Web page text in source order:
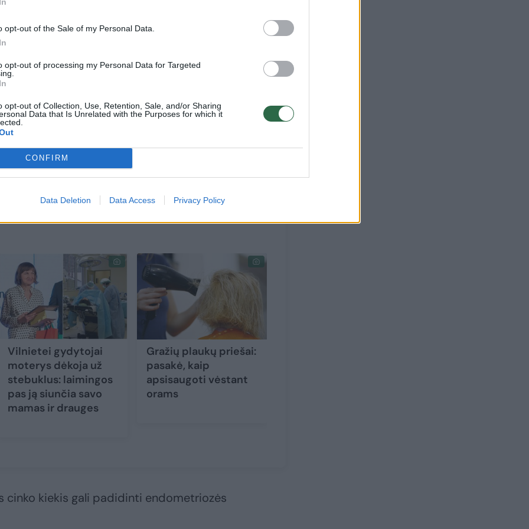
opt-out of the Sale of my Personal Data.
opt-out of processing my Personal Data for Targeted
opt-out of Collection, Use, Retention, Sale, and/or Sharing
Data that Is Unrelated with the Purposes for which it
CONFIRM
Data Deletion Data Access Privacy Policy
žurnale „BMC Public Health“
8 proc. jų buvo diagnozuota endometriozė.
vertino, pasirėmę dalyvių užpildytais mitybos
iškėlė hipotezę – jie manė, kad didesnis
endometriozės riziką.
Vilnietei gydytojai
moterys dėkoja už
stebuklus: laimingos
pas ją siunčia savo
mamas ir drauges
Gražių plaukų priešai:
pasakė, kaip
apsisaugoti vėstant
orams
cinko kiekis gali padidinti endometriozės